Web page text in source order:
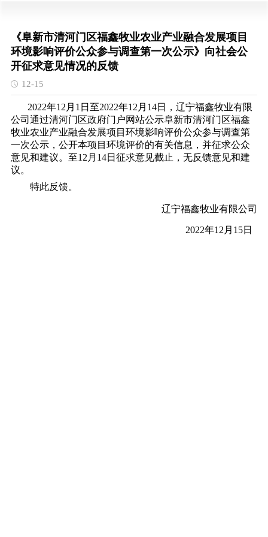
《阜新市清河门区福鑫牧业农业产业融合发展项目
环境影响评价公众参与调查第一次公示》向社会公
开征求意见情况的反馈
12-15
2022年12月1日至2022年12月14日，辽宁福鑫牧业有限
公司通过清河门区政府门户网站公示阜新市清河门区福鑫
牧业农业产业融合发展项目环境影响评价公众参与调查第
一次公示，公开本项目环境评价的有关信息，并征求公众
意见和建议。至12月14日征求意见截止，无反馈意见和建
议。
特此反馈。
辽宁福鑫牧业有限公司
2022年12 月 15日